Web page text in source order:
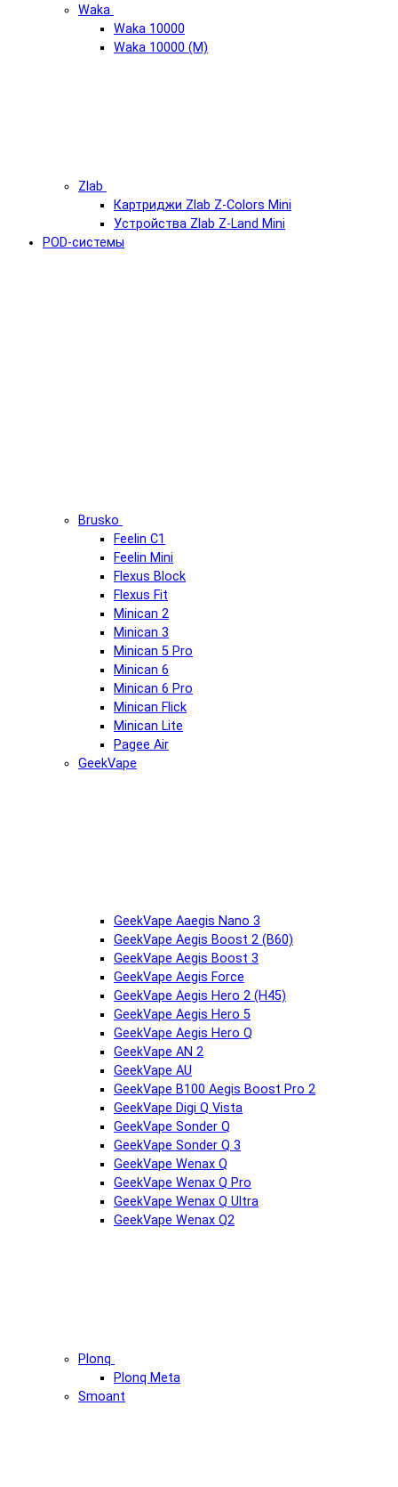
Waka
Waka 10000
Waka 10000 (М)
Zlab
Картриджи Zlab Z-Colors Mini
Устройства Zlab Z-Land Mini
POD-системы
Brusko
Feelin C1
Feelin Mini
Flexus Block
Flexus Fit
Minican 2
Minican 3
Minican 5 Pro
Minican 6
Minican 6 Pro
Minican Flick
Minican Lite
Pagee Air
GeekVape
GeekVape Aaegis Nano 3
GeekVape Aegis Boost 2 (B60)
GeekVape Aegis Boost 3
GeekVape Aegis Force
GeekVape Aegis Hero 2 (H45)
GeekVape Aegis Hero 5
GeekVape Aegis Hero Q
GeekVape AN 2
GeekVape AU
GeekVape B100 Aegis Boost Pro 2
GeekVape Digi Q Vista
GeekVape Sonder Q
GeekVape Sonder Q 3
GeekVape Wenax Q
GeekVape Wenax Q Pro
GeekVape Wenax Q Ultra
GeekVape Wenax Q2
Plonq
Plonq Meta
Smoant